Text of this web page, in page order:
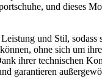
und dieses
und Stil, sodass
ohne sich um
ihrer technischen
garantieren